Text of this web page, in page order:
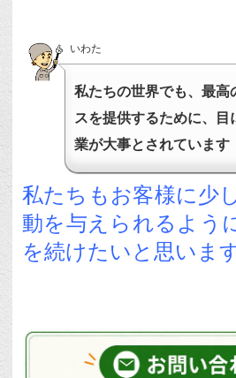
いわた
私たちの世界でも、最高
スを提供するために、目
業が大事とされています
私たちもお客様に少
動を与えられるよう
を続けたいと思いま